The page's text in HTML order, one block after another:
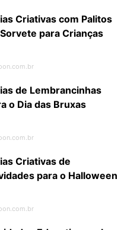
Criativas com Palitos
para Crianças
de Lembrancinhas
o Dia das Bruxas
Criativas de
para o Halloween